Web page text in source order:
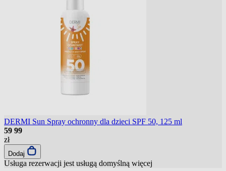
DERMI Sun Spray ochronny dla dzieci SPF 50, 125 ml
59 99
zł
Dodaj
Usługa rezerwacji jest usługą domyślną więcej